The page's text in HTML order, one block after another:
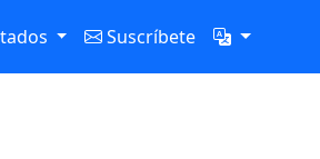
Suscríbete